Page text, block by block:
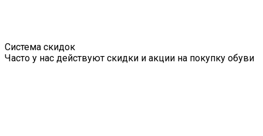
Система скидок
Часто у нас действуют скидки и акции на покупку обуви